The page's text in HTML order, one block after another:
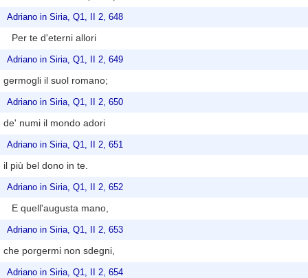
Adriano in Siria, Q1, II 2, 648
Per te d'eterni allori
Adriano in Siria, Q1, II 2, 649
germogli il suol romano;
Adriano in Siria, Q1, II 2, 650
de' numi il mondo adori
Adriano in Siria, Q1, II 2, 651
il più bel dono in te.
Adriano in Siria, Q1, II 2, 652
E quell'augusta mano,
Adriano in Siria, Q1, II 2, 653
che porgermi non sdegni,
Adriano in Siria, Q1, II 2, 654